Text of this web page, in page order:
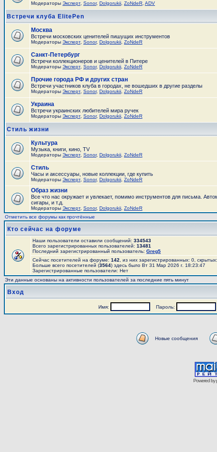
Модераторы Эксперт, Sonor, Dolgorukii ZoNdeR ADV
Встречи клуба ElitePen
Москва
Встречи московских ценителей пишущих инструментов
Модераторы Эксперт, Sonor, Dolgorukii ZoNdeR
Санкт-Петербург
Встречи коллекционеров и ценителей в Питере
Модераторы Эксперт, Sonor, Dolgorukii ZoNdeR
Прочие города РФ и других стран
Встречи участников клуба в городах, не вошедших в другие разделы
Модераторы Эксперт, Sonor, Dolgorukii ZoNdeR
Украина
Встречи украинских любителей мира ручек
Модераторы Эксперт, Sonor, Dolgorukii ZoNdeR
Стиль жизни
Культура
Музыка, книги, кино, TV
Модераторы Эксперт, Sonor, Dolgorukii ZoNdeR
Стиль
Часы и аксесcуары, новые коллекции, где купить
Модераторы Эксперт, Sonor, Dolgorukii ZoNdeR
Образ жизни
Все что нас окружает и увлекает, помимо инструментов для письма.
сигары, и т.д.
Модераторы Эксперт, Sonor, Dolgorukii ZoNdeR
Отметить все форумы как прочтённые
Кто сейчас на форуме
Наши пользователи оставили сообщений: 334543
Всего зарегистрированных пользователей: 13481
Последний зарегистрированный пользователь: Greg5
Сейчас посетителей на форуме: 142 , из них зарегистрированных: 0,
Больше всего посетителей (3564) здесь было Вт 31 Мар 2026 г. 18:23:47
Зарегистрированные пользователи: Нет
Эти данные основаны на активности пользователей за последние пять минут
Вход
Имя: Пароль:
Новые сообщения
Powered by